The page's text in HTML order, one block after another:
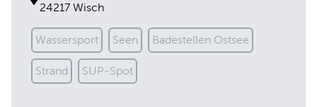
24217 Wisch
Wassersport Seen Badestellen Ostsee
Strand SUP-Spot